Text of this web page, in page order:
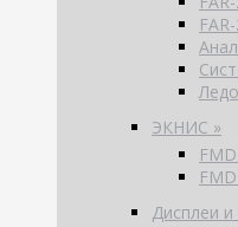
ЭКНИС »
Дисплеи